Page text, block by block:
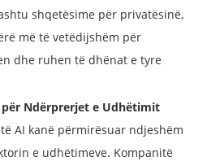
shqetësime për privatësinë,
më të vetëdijshëm për
dhe ruhen të dhënat e tyre
për Ndërprerjet e Udhëtimit
AI kanë përmirësuar ndjeshëm
e udhëtimeve. Kompanitë